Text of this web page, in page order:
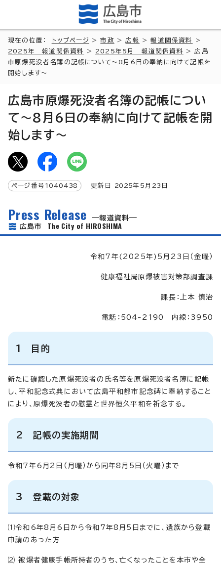
現在の位置： トップページ >市政 >広報 >報道関係資料
>
2025年 報道関係資料
> 2025年5月 報道関係資料
> 広島
市原爆死没者名簿の記帳について～8月6日の奉納に向けて記帳を
開始します～
広島市原爆死没者名簿の記帳につい
て～8月6日の奉納に向けて記帳を開
始します～
ページ番号 1040438 更新日 2025年5月 23 日
Press Release
報道資料
広島市 The City of HIROSHIMA
令和7年(2025年)5月23日（金曜）
健康福祉局原爆被害対策部調査課
課長：上本 慎治
電話：504-2190 内線：3950
1 目的
新たに確認した原爆死没者の氏名等を原爆死没者名簿に記帳
し、平和記念式典において広島平和都市記念碑に奉納すること
により、原爆死没者の慰霊と世界恒久平和を祈念する。
2 記帳の実施期間
令和7年6月2日（月曜）から同年8月5日（火曜）まで
3 登載の対象
⑴令和6年8月6日から令和7年8月5日までに、遺族から登載
申請のあった方
⑵ 被爆者健康手帳所持者のうち、亡くなったことを本市や全